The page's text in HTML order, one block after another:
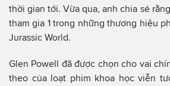
thời gian tới. Vừa qua, anh chia sẻ
tham gia 1 trong những thương hiệu
Jurassic World.
Glen Powell đã được chọn cho vai
theo của loạt phim khoa học viễn